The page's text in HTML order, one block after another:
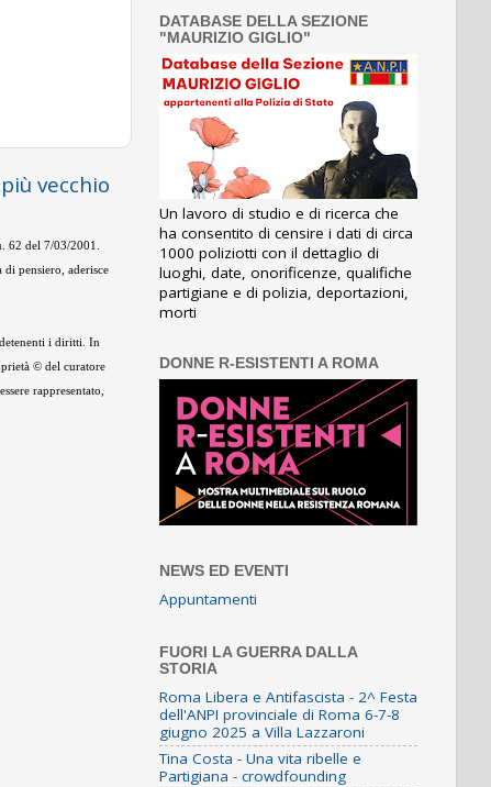
vecchio
62 del 7/03/2001.
pensiero, aderisce
i diritti. In
© del curatore
rappresentato,
DATABASE DELLA SEZIONE
"MAURIZIO GIGLIO"
Un lavoro di studio e di ricerca che
ha consentito di censire i dati di circa
1000 poliziotti con il dettaglio di
luoghi, date, onorificenze, qualifiche
partigiane e di polizia, deportazioni,
morti
DONNE R-ESISTENTI A ROMA
NEWS ED EVENTI
Appuntamenti
FUORI LA GUERRA DALLA
STORIA
Roma Libera e Antifascista - 2^ Festa
dell'ANPI provinciale di Roma 6-7-8
giugno 2025 a Villa Lazzaroni
Tina Costa - Una vita ribelle e
Partigiana - crowdfounding